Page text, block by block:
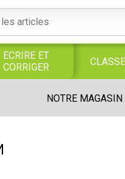
ECRIRE ET
CORRIGER
NOTRE MAGASIN